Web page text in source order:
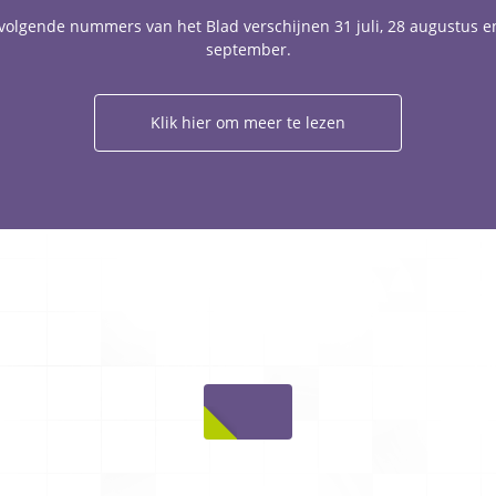
nummers van het Blad verschijnen 31 juli, 28 augustus
september.
Klik hier om meer te lezen